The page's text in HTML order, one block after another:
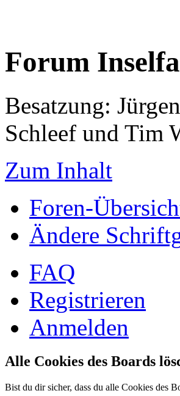
Forum
Besatzung:
Schleef und Tim
Zum Inhalt
Foren-
Ändere
FAQ
Registrieren
Anmelden
Alle Cookies des Boards
Bist du dir sicher, dass du alle Cookies des